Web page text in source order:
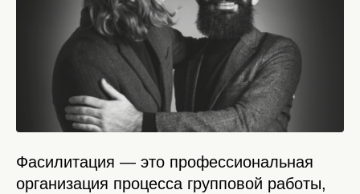
Фасилитация — это профессиональная
организация процесса групповой работы,